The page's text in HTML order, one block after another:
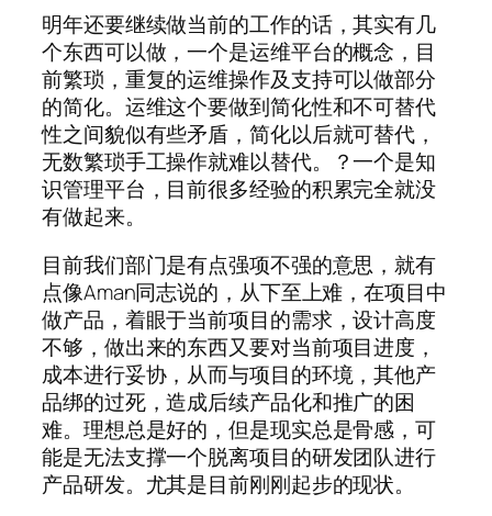
明年还要继续做当前的工作的话，其实有几
个东西可以做，一个是运维平台的概念，目
前繁琐，重复的运维操作及支持可以做部分
的简化。运维这个要做到简化性和不可替代
性之间貌似有些矛盾，简化以后就可替代，
无数繁琐手工操作就难以替代。？一个是知
识管理平台，目前很多经验的积累完全就没
有做起来。
目前我们部门是有点强项不强的意思，就有
点像Aman同志说的，从下至上难，在项目中
做产品，着眼于当前项目的需求，设计高度
不够，做出来的东西又要对当前项目进度，
成本进行妥协，从而与项目的环境，其他产
品绑的过死，造成后续产品化和推广的困
难。理想总是好的，但是现实总是骨感，可
能是无法支撑一个脱离项目的研发团队进行
产品研发。尤其是目前刚刚起步的现状。